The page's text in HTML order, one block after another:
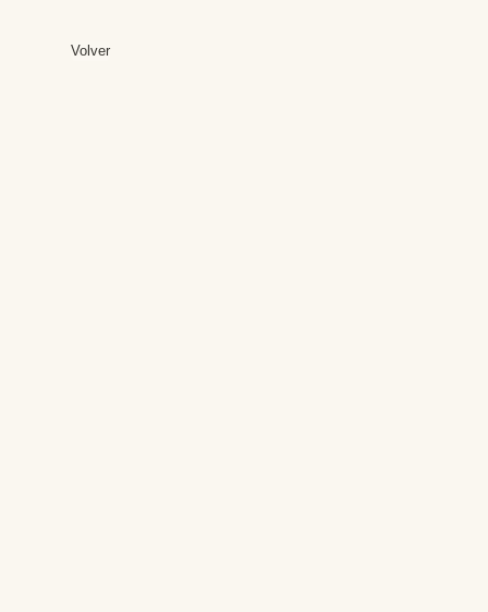
Volver